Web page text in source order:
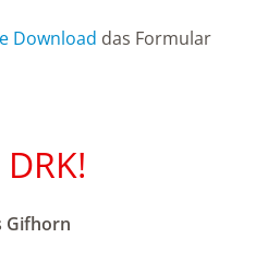
Download das Formular
Gifhorn